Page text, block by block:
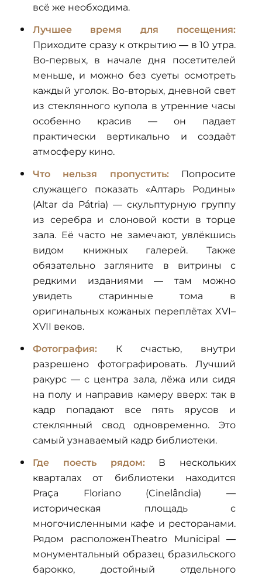
всё же необходима.
Лучшее время для посещения:
Приходите сразу к открытию — в 10 утра.
Во-первых, в начале дня посетителей
меньше, и можно без суеты осмотреть
каждый уголок. Во-вторых, дневной свет
из стеклянного купола в утренние часы
особенно красив — он падает
практически вертикально и создаёт
атмосферу кино.
Что нельзя пропустить:Попросите
служащего показать «Алтарь Родины»
(Altar da Pátria) — скульптурную группу
из серебра и слоновой кости в торце
зала. Её часто не замечают, увлёкшись
видом книжных галерей. Также
обязательно загляните в витрины с
редкими изданиями — там можно
увидеть старинные тома в
оригинальных кожаных переплётах XVI–
XVII веков.
Фотография: К счастью, внутри
разрешено фотографировать. Лучший
ракурс — с центра зала, лёжа или сидя
на полу и направив камеру вверх: так в
кадр попадают все пять ярусов и
стеклянный свод одновременно. Это
самый узнаваемый кадр библиотеки.
Где поесть рядом:В нескольких
кварталах от библиотеки находится
Praça Floriano (Cinelândia) —
историческая площадь с
многочисленными кафе и ресторанами.
Рядом расположенTheatro Municipal —
монументальный образец бразильского
барокко, достойный отдельного